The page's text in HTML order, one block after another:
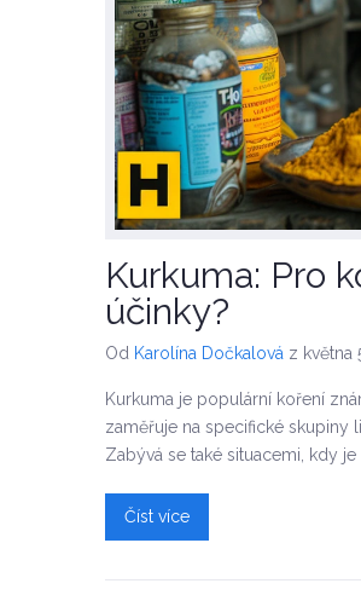
Kurkuma: Pro
účinky?
Od Karolína Dočkalová z května
Kurkuma je populární koření
zaměřuje na specifické skupiny
Zabývá se také situacemi, kdy
Číst více